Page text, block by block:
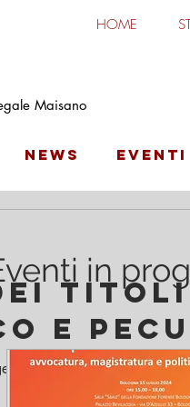
HOME
Maisano
News Eventi
E
2022, la Seconda
in